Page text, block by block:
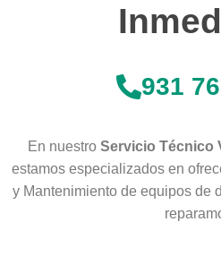
931
En nuestro Servicio Técnico
estamos especializados en
y Mantenimiento de equipos de